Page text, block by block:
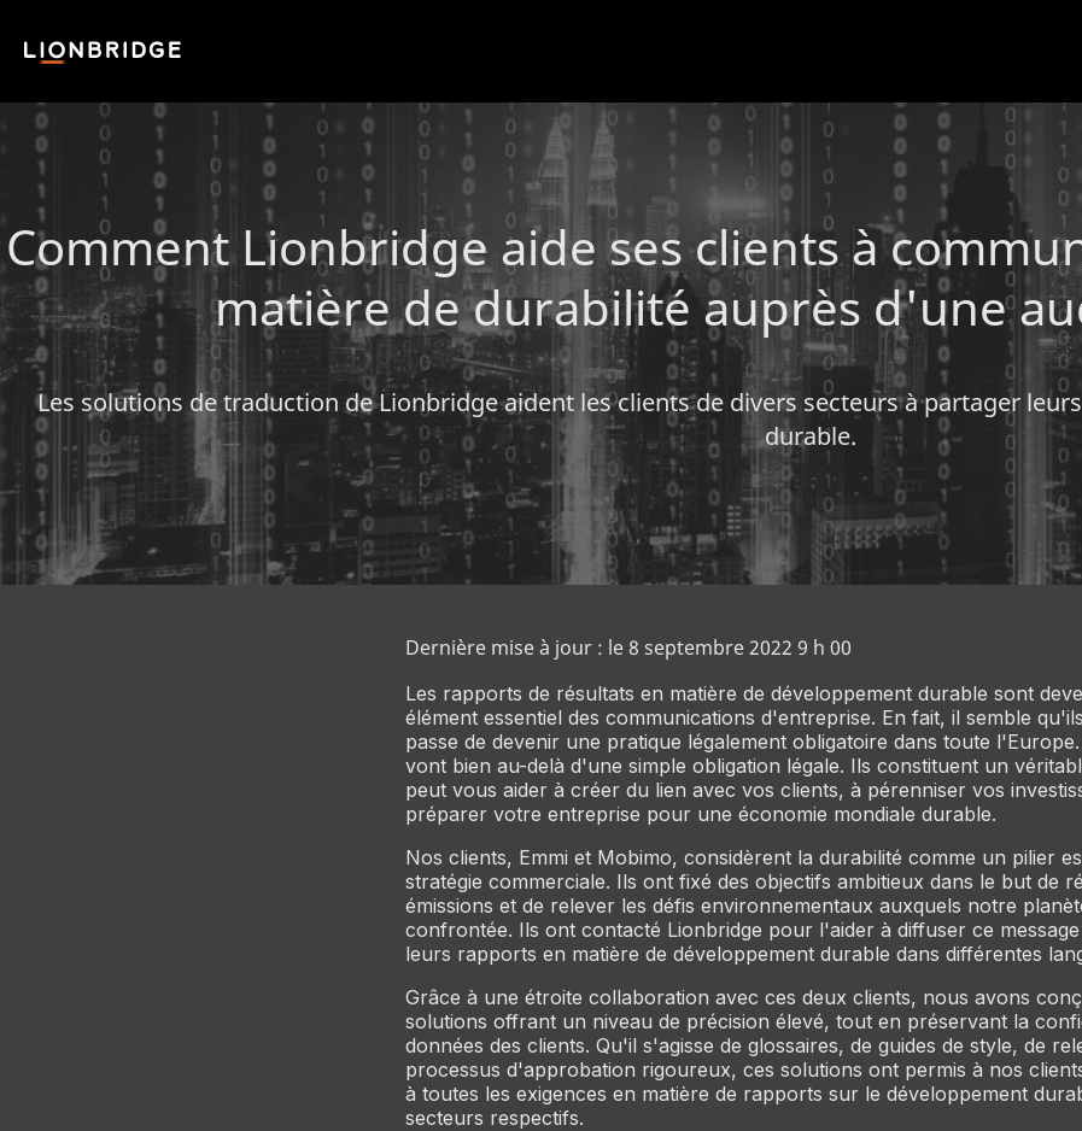
Comment Lionbridge aide ses clients à
matière de durabilité auprès d'une
Les solutions de traduction de Lionbridge aident les clients de divers secteurs à partager
durable.
Dernière mise à jour : le 8 septembre 2022 9 h 00
Les rapports de résultats en matière de développement durable sont
élément essentiel des communications d'entreprise. En fait, il semble
passe de devenir une pratique légalement obligatoire dans toute
vont bien au-delà d'une simple obligation légale. Ils constituent un
peut vous aider à créer du lien avec vos clients, à pérenniser vos
préparer votre entreprise pour une économie mondiale durable.
Nos clients, Emmi et Mobimo, considèrent la durabilité comme un pilier
stratégie commerciale. Ils ont fixé des objectifs ambitieux dans le but de
émissions et de relever les défis environnementaux auxquels notre
confrontée. Ils ont contacté Lionbridge pour l'aider à diffuser ce
leurs rapports en matière de développement durable dans différentes
Grâce à une étroite collaboration avec ces deux clients, nous avons
solutions offrant un niveau de précision élevé, tout en préservant la
données des clients. Qu'il s'agisse de glossaires, de guides de style, de
processus d'approbation rigoureux, ces solutions ont permis à nos
à toutes les exigences en matière de rapports sur le développement
secteurs respectifs.